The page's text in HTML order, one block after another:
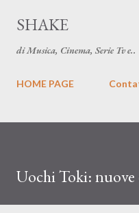
SHAKE
di Musica, Cinema, Serie Tv e..
HOME PAGE
Uochi Toki: nuove